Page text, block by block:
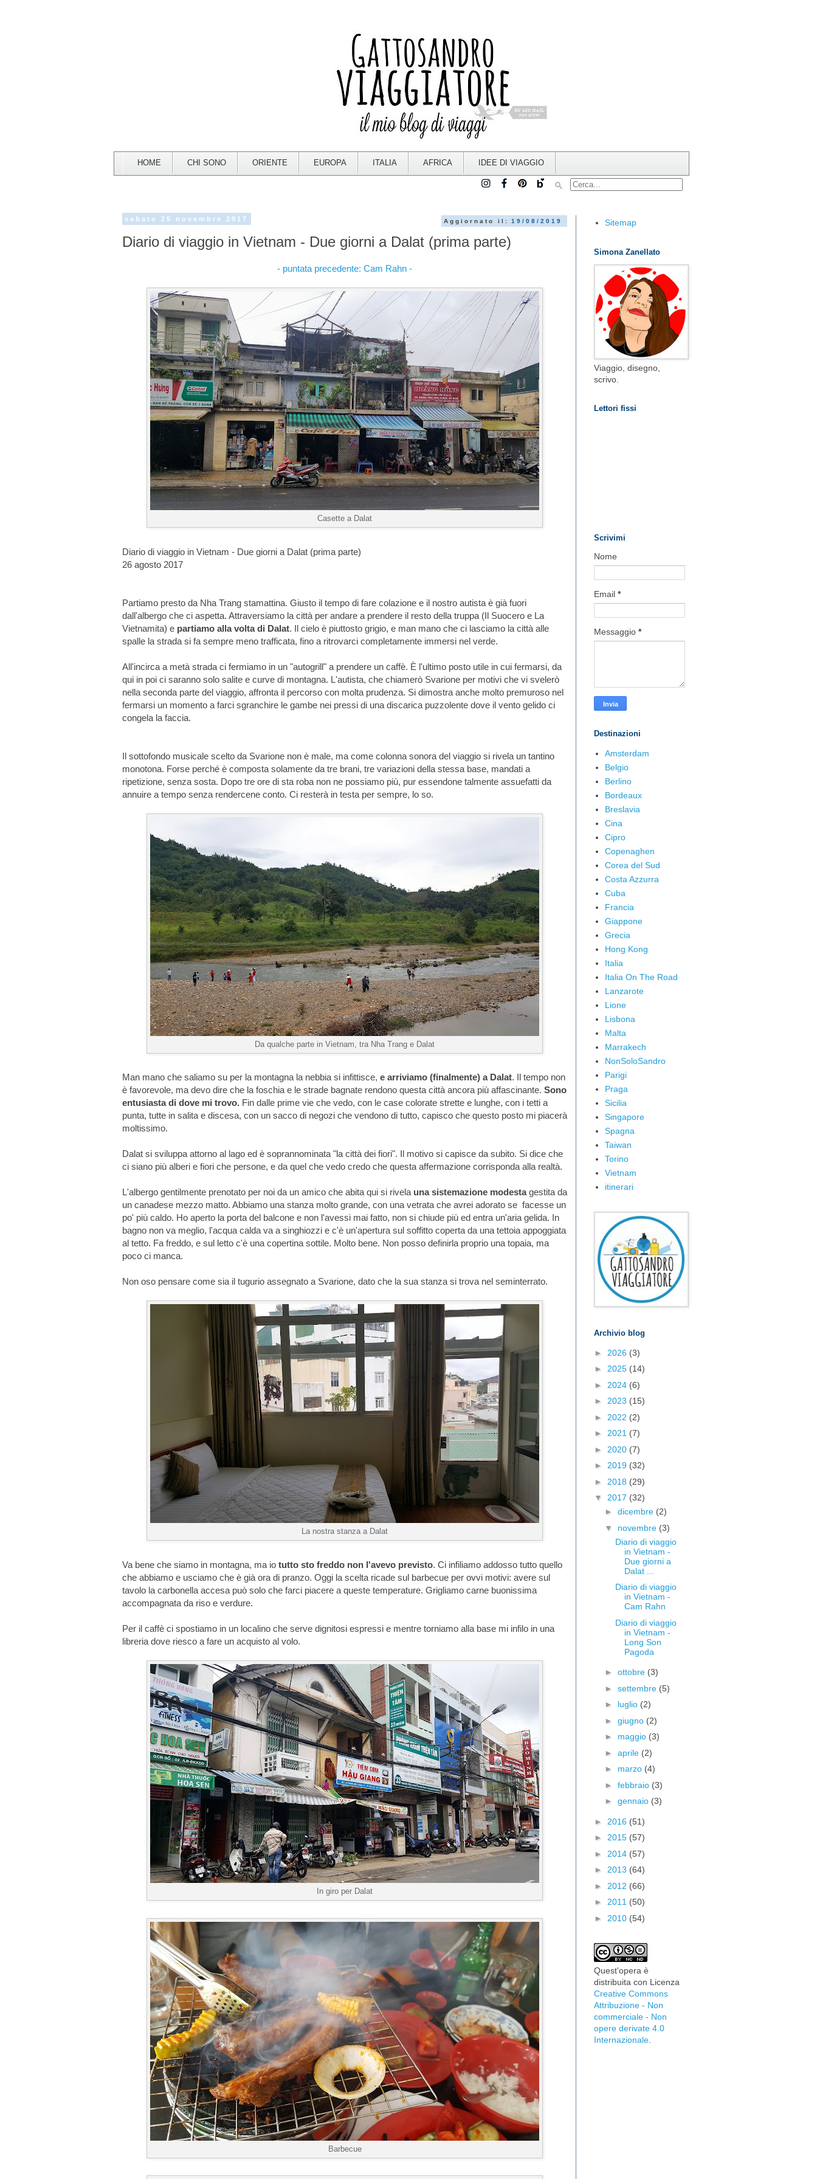
HOME CHI SONO ORIENTE EUROPA ITALIA AFRICA IDEE DI VIAGGIO
sabato 25 novembre 2017 Aggiornato il: 19/08/2019
Diario di viaggio in Vietnam - Due giorni a Dalat (prima parte)
- puntata precedente: Cam Rahn -
Casette a Dalat
Diario di viaggio in Vietnam - Due giorni a Dalat (prima parte)
26 agosto 2017
Partiamo presto da Nha Trang stamattina. Giusto il tempo di fare colazione e il nostro autista è già fuori
dall'albergo che ci aspetta. Attraversiamo la città per andare a prendere il resto della truppa (Il Suocero e La
Vietnamita) e partiamo alla volta di Dalat. Il cielo è piuttosto grigio, e man mano che ci lasciamo la città alle
spalle la strada si fa sempre meno trafficata, fino a ritrovarci completamente immersi nel verde.
All'incirca a metà strada ci fermiamo in un "autogrill" a prendere un caffè. È l'ultimo posto utile in cui fermarsi, da
qui in poi ci saranno solo salite e curve di montagna. L'autista, che chiamerò Svarione per motivi che vi svelerò
nella seconda parte del viaggio, affronta il percorso con molta prudenza. Si dimostra anche molto premuroso nel
fermarsi un momento a farci sgranchire le gambe nei pressi di una discarica puzzolente dove il vento gelido ci
congela la faccia.
Il sottofondo musicale scelto da Svarione non è male, ma come colonna sonora del viaggio si rivela un tantino
monotona. Forse perché è composta solamente da tre brani, tre variazioni della stessa base, mandati a
ripetizione, senza sosta. Dopo tre ore di sta roba non ne possiamo più, pur essendone talmente assuefatti da
annuire a tempo senza rendercene conto. Ci resterà in testa per sempre, lo so.
Da qualche parte in Vietnam, tra Nha Trang e Dalat
Man mano che saliamo su per la montagna la nebbia si infittisce, e arriviamo (finalmente) a Dalat. Il tempo non
è favorevole, ma devo dire che la foschia e le strade bagnate rendono questa città ancora più affascinante. Sono
entusiasta di dove mi trovo. Fin dalle prime vie che vedo, con le case colorate strette e lunghe, con i tetti a
punta, tutte in salita e discesa, con un sacco di negozi che vendono di tutto, capisco che questo posto mi piacerà
moltissimo.
Dalat si sviluppa attorno al lago ed è soprannominata "la città dei fiori". Il motivo si capisce da subito. Si dice che
ci siano più alberi e fiori che persone, e da quel che vedo credo che questa affermazione corrisponda alla realtà.
L'albergo gentilmente prenotato per noi da un amico che abita qui si rivela una sistemazione modestagestita da
un canadese mezzo matto. Abbiamo una stanza molto grande, con una vetrata che avrei adorato se facesse un
po' più caldo. Ho aperto la porta del balcone e non l'avessi mai fatto, non si chiude più ed entra un'aria gelida. In
bagno non va meglio, l'acqua calda va a singhiozzi e c'è un'apertura sul soffitto coperta da una tettoia appoggiata
al tetto. Fa freddo, e sul letto c'è una copertina sottile. Molto bene. Non posso definirla proprio una topaia, ma
poco ci manca.
Non oso pensare come sia il tugurio assegnato a Svarione, dato che la sua stanza si trova nel seminterrato.
La nostra stanza a Dalat
Va bene che siamo in montagna, ma io tutto sto freddo non l'avevo previsto. Ci infiliamo addosso tutto quello
che abbiamo e usciamo che è già ora di pranzo. Oggi la scelta ricade sul barbecue per ovvi motivi: avere sul
tavolo la carbonella accesa può solo che farci piacere a queste temperature. Grigliamo carne buonissima
accompagnata da riso e verdure.
Per il caffè ci spostiamo in un localino che serve dignitosi espressi e mentre torniamo alla base mi infilo in una
libreria dove riesco a fare un acquisto al volo.
In giro per Dalat
Barbecue
Sitemap
Simona Zanellato
Viaggio, disegno,
scrivo.
Lettori fissi
Scrivimi
Nome
Email *
Messaggio *
Destinazioni
Amsterdam
Belgio
Berlino
Bordeaux
Breslavia
Cina
Cipro
Copenaghen
Corea del Sud
Costa Azzurra
Cuba
Francia
Giappone
Grecia
Hong Kong
Italia
Italia On The Road
Lanzarote
Lione
Lisbona
Malta
Marrakech
NonSoloSandro
Parigi
Praga
Sicilia
Singapore
Spagna
Taiwan
Torino
Vietnam
itinerari
Archivio blog
► 2026 (3)
► 2025 (14)
► 2024 (6)
► 2023 (15)
► 2022 (2)
► 2021 (7)
► 2020 (7)
► 2019 (32)
► 2018 (29)
▼ 2017 (32)
► dicembre (2)
▼ novembre (3)
Diario di viaggio
in Vietnam -
Due giorni a
Dalat ...
Diario di viaggio
in Vietnam -
Cam Rahn
Diario di viaggio
in Vietnam -
Long Son
Pagoda
► ottobre (3)
► settembre (5)
► luglio (2)
► giugno (2)
► maggio (3)
► aprile (2)
► marzo (4)
► febbraio (3)
► gennaio (3)
► 2016 (51)
► 2015 (57)
► 2014 (57)
► 2013 (64)
► 2012 (66)
► 2011 (50)
► 2010 (54)
Quest'opera è
distribuita con Licenza
Creative Commons
Attribuzione - Non
commerciale - Non
opere derivate 4.0
Internazionale